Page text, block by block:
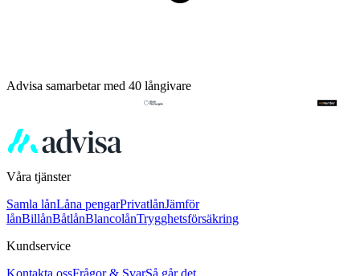
Advisa samarbetar med 40 långivare
Våra tjänster
Samla lånLåna pengarPrivatlånJämför
lånBillånBåtlånBlancolånTrygghetsförsäkring
Kundservice
Kontakta ossFrågor & SvarSå går det